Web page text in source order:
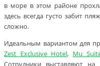
в море в этом районе
здесь всегда густо забит
сложно.
Идеальным вариантом для
Zest Exclusive Hotel, Mu
Сотрудники выставляют